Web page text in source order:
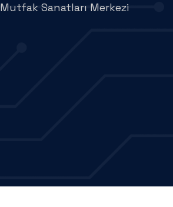
Mutfak Sanatları Merkezi